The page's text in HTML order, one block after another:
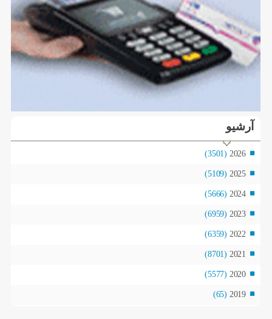
آرشیو
2026
(3501)
2025
(5109)
2024
(5666)
2023
(6959)
2022
(6359)
2021
(8701)
2020
(5577)
2019
(65)